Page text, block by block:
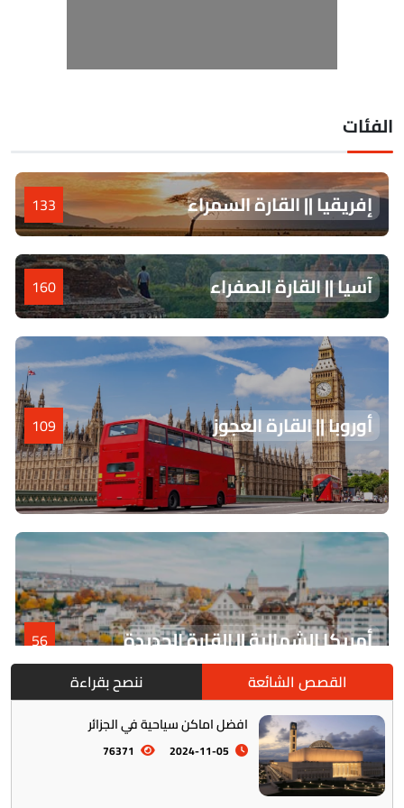
إفريقيا || القارة السمراء 133
آسيا || القارة الصفراء 160
أوروبا || القارة العجوز 109
أمريكا الشمالية || القارة الجديدة
56
القصص الشائعة
ننصح بقراءة
افضل اماكن سياحية في الجزائر
2024-11-05
76371